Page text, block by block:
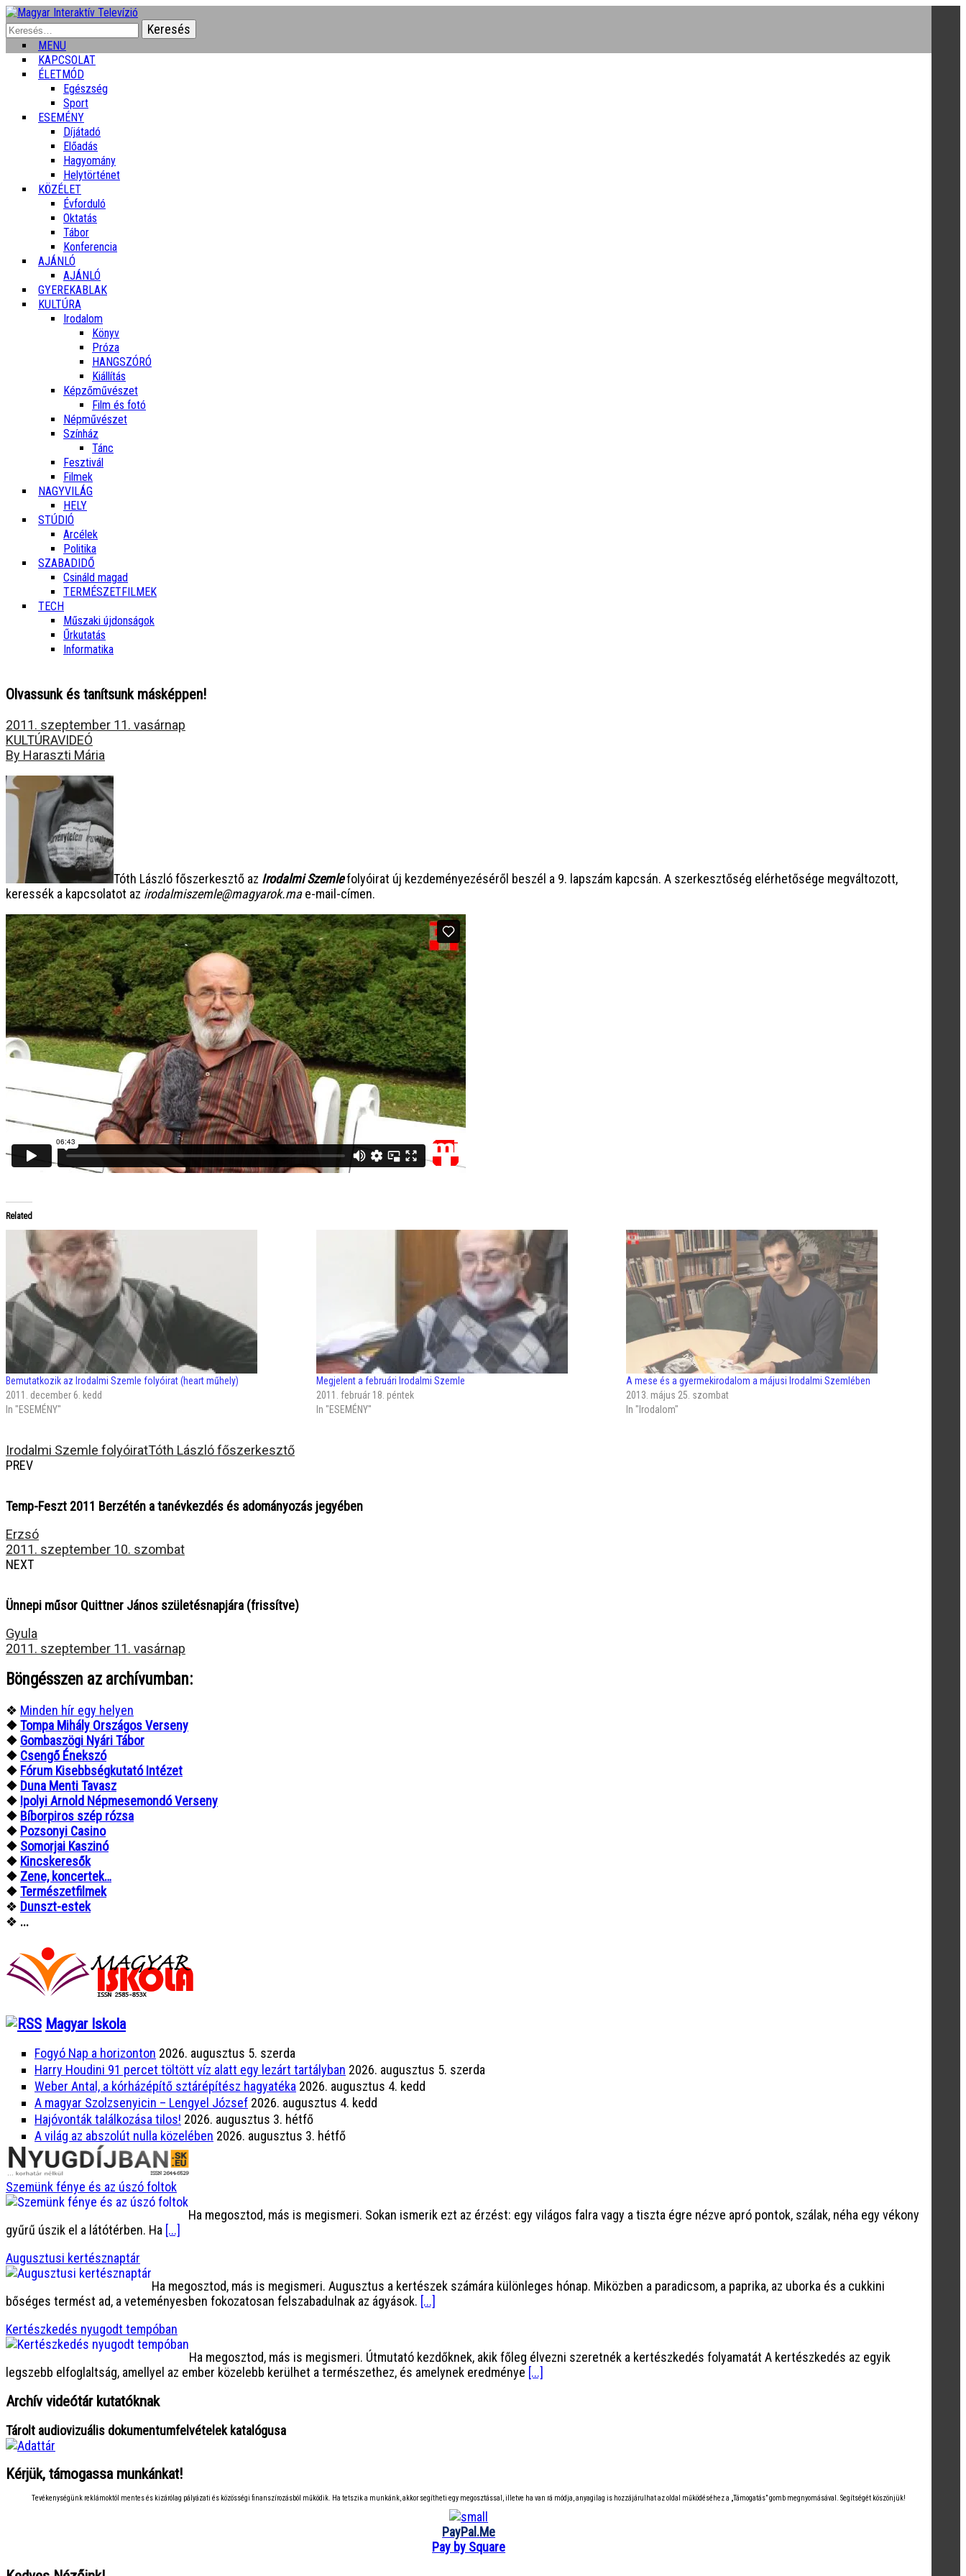
Keresés:
MENU
KAPCSOLAT
ÉLETMÓD
Egészség
Sport
ESEMÉNY
Díjátadó
Előadás
Hagyomány
Helytörténet
KÖZÉLET
Évforduló
Oktatás
Tábor
Konferencia
AJÁNLÓ
AJÁNLÓ
GYEREKABLAK
KULTÚRA
Irodalom
Könyv
Próza
HANGSZÓRÓ
Kiállítás
Képzőművészet
Film és fotó
Népművészet
Színház
Tánc
Fesztivál
Filmek
NAGYVILÁG
HELY
STÚDIÓ
Arcélek
Politika
SZABADIDŐ
Csináld magad
TERMÉSZETFILMEK
TECH
Műszaki újdonságok
Űrkutatás
Informatika
Olvassunk és tanítsunk másképpen!
2011. szeptember 11. vasárnap
KULTÚRAVIDEÓ
By Haraszti Mária
Tóth László főszerkesztő az Irodalmi Szemlefolyóirat új kezdeményezéséről beszél a 9. lapszám kapcsán. A szerkesztőség elérhetősége megváltozott,
keressék a kapcsolatot az irodalmiszemle@magyarok.mae-mail-címen.
Related
Bemutatkozik az Irodalmi Szemle folyóirat (heart műhely)
2011. december 6. kedd
In "ESEMÉNY"
Megjelent a februári Irodalmi Szemle
2011. február 18. péntek
In "ESEMÉNY"
A mese és a gyermekirodalom a májusi Irodalmi Szemlében
2013. május 25. szombat
In "Irodalom"
Irodalmi Szemle folyóiratTóth László főszerkesztő
PREV
Temp-Feszt 2011 Berzétén a tanévkezdés és adományozás jegyében
Erzsó
2011. szeptember 10. szombat
NEXT
Ünnepi műsor Quittner János születésnapjára (frissítve)
Gyula
2011. szeptember 11. vasárnap
Böngésszen az archívumban:
❖ Minden hír egy helyen
❖Tompa Mihály Országos Verseny
❖ Gombaszögi Nyári Tábor
❖ Csengő Énekszó
❖ Fórum Kisebbségkutató Intézet
❖ Duna Menti Tavasz
❖ Ipolyi Arnold Népmesemondó Verseny
❖ Bíborpiros szép rózsa
❖ Pozsonyi Casino
❖ Somorjai Kaszinó
❖ Kincskeresők
❖ Zene, koncertek…
❖Természetfilmek
❖ Dunszt-estek
❖ ...
Magyar Iskola
Fogyó Nap a horizonton 2026. augusztus 5. szerda
Harry Houdini 91 percet töltött víz alatt egy lezárt tartályban 2026. augusztus 5. szerda
Weber Antal, a kórházépítő sztárépítész hagyatéka 2026. augusztus 4. kedd
A magyar Szolzsenyicin – Lengyel József 2026. augusztus 4. kedd
Hajóvonták találkozása tilos! 2026. augusztus 3. hétfő
A világ az abszolút nulla közelében 2026. augusztus 3. hétfő
Szemünk fénye és az úszó foltok
Ha megosztod, más is megismeri. Sokan ismerik ezt az érzést: egy világos falra vagy a tiszta égre nézve apró pontok, szálak, néha egy vékony
gyűrű úszik el a látótérben. Ha [...]
Augusztusi kertésznaptár
Ha megosztod, más is megismeri. Augusztus a kertészek számára különleges hónap. Miközben a paradicsom, a paprika, az uborka és a cukkini
bőséges termést ad, a veteményesben fokozatosan felszabadulnak az ágyások. [...]
Kertészkedés nyugodt tempóban
Ha megosztod, más is megismeri. Útmutató kezdőknek, akik főleg élvezni szeretnék a kertészkedés folyamatát A kertészkedés az egyik
legszebb elfoglaltság, amellyel az ember közelebb kerülhet a természethez, és amelynek eredménye [...]
Archív videótár kutatóknak
Tárolt audiovizuális dokumentumfelvételek katalógusa
Kérjük, támogassa munkánkat!
Tevékenységünk reklámoktól mentes és kizárólag pályázati és közösségi finanszírozásból működik. Ha tetszik a munkánk, akkor segítheti egy megosztással, illetve ha van rá módja, anyagilag is hozzájárulhat az oldal működéséhez a „Támogatás” gomb megnyomásával. Segítségét köszönjük!
PayPal.Me
Pay by Square